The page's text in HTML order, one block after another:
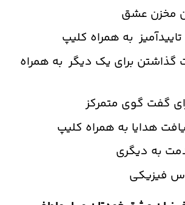
مخزن عشق
به همراه کلیپ
گذاشتن برای یک دیگر به همراه
گفت گوی متمرکز
هدایا به همراه کلیپ
به دیگری
فیزیکی